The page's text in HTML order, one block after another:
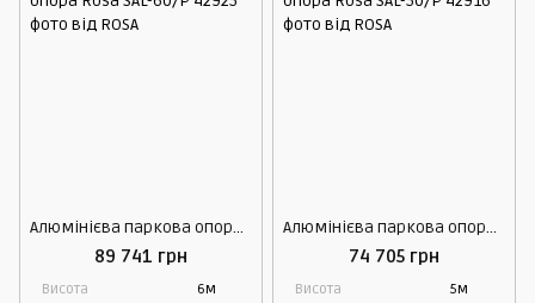
Алюмінієва паркова опора Rosa SAL-60/P
89 741 грн
Висота
6м
Алюмінієва паркова опора Rosa SAL-50/P
74 705 грн
Висота
5м